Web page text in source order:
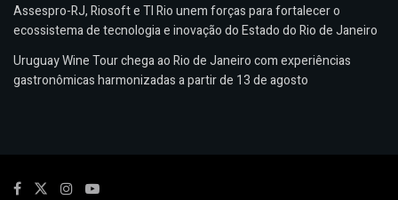
Assespro-RJ, Riosoft e TI Rio unem forças para fortalecer o
ecossistema de tecnologia e inovação do Estado do Rio de Janeiro
Uruguay Wine Tour chega ao Rio de Janeiro com experiências
gastronômicas harmonizadas a partir de 13 de agosto